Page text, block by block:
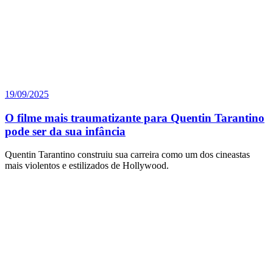
19/09/2025
O filme mais traumatizante para Quentin Tarantino
pode ser da sua infância
Quentin Tarantino construiu sua carreira como um dos cineastas
mais violentos e estilizados de Hollywood.